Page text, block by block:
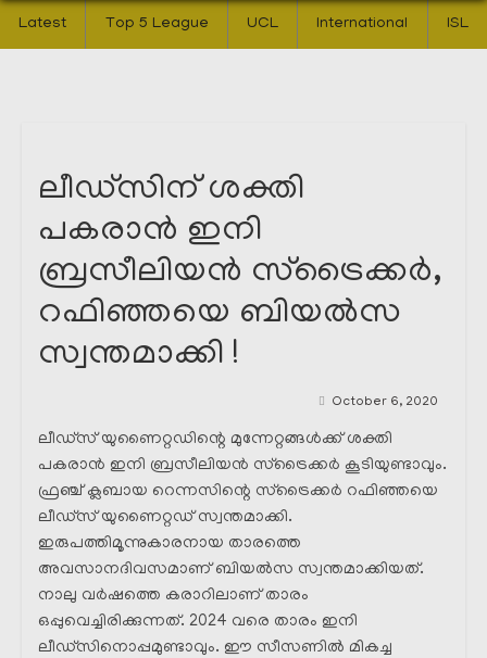
Latest Top 5 League UCL International ISL
ലീഡ്‌സിന് ശക്തി
പകരാൻ ഇനി
ബ്രസീലിയൻ സ്‌ട്രൈക്കർ,
റഫിഞ്ഞയെ ബിയൽസ
സ്വന്തമാക്കി !
October 6, 2020
ലീഡ്‌സ് യുണൈറ്റഡിന്റെ മുന്നേറ്റങ്ങൾക്ക് ശക്തി
പകരാൻ ഇനി ബ്രസീലിയൻ സ്‌ട്രൈക്കർ കൂടിയുണ്ടാവും.
ഫ്രഞ്ച് ക്ലബായ റെന്നസിന്റെ സ്‌ട്രൈക്കർ റഫിഞ്ഞയെ
ലീഡ്‌സ് യുണൈറ്റഡ് സ്വന്തമാക്കി.
ഇരുപത്തിമൂന്നുകാരനായ താരത്തെ
അവസാനദിവസമാണ് ബിയൽസ സ്വന്തമാക്കിയത്.
നാലു വർഷത്തെ കരാറിലാണ് താരം
ഒപ്പുവെച്ചിരിക്കുന്നത്. 2024 വരെ താരം ഇനി
ലീഡ്‌സിനൊപ്പമുണ്ടാവും. ഈ സീസണിൽ മികച്ച